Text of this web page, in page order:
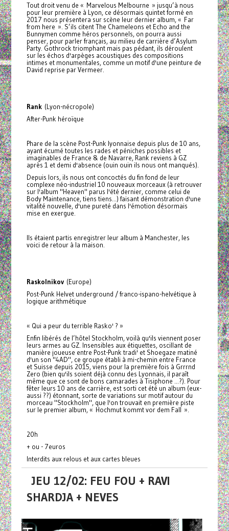
Tout droit venu de « Marvelous Melbourne » jusqu’à nous
pour leur première à Lyon, ce désormais quintet formé en
2017 nous présentera sur scène leur dernier album, « Far
from here ». S’ils citent The Chameleons et Echo and the
Bunnymen comme héros personnels, on pourra aussi
penser, pour parler français, au milieu de carrière d’Asylum
Party. Gothrock triomphant mais pas pédant, ils déroulent
sur les échos d'arpèges acoustiques des compositions
intimes et monumentales, comme un motif d'une peinture de
David reprise par Vermeer.
Rank(Lyon-nécropole)
After-Punk héroïque
Phare de la scène Post-Punk lyonnaise depuis plus de 10 ans,
ayant écumé toutes les rades et péniches possibles et
imaginables de France & de Navarre, Rank reviens à GZ
après 1 et demi d'absence (ouin ouin ils nous ont manqués).
Depuis lors, ils nous ont concoctés du fin fond de leur
complexe néo-industriel 10 nouveaux morceaux (à retrouver
sur l'album "Heaven" parus l'été dernier, comme celui de
Body Maintenance, tiens tiens...) faisant démonstration d'une
vitalité nouvelle, d'une pureté dans l'émotion désormais
mise en exergue.
Ils étaient partis enregistrer leur album à Manchester, les
voici de retour à la maison.
Raskolnikov(Europe)
Post-Punk Helvet underground / franco-ispano-helvétique à
logique arithmétique
« Qui a peur du terrible Rasko' ? »
Enfin libérés de l’hôtel Stockholm, voilà qu'ils viennent poser
leurs armes au GZ. Insensibles aux étiquettes, oscillant de
manière joueuse entre Post-Punk tradi' et Shoegaze matiné
d'un son "4AD", ce groupe établi à mi-chemin entre France
et Suisse depuis 2015, viens pour la première fois à Grrrnd
Zero (bien qu'ils soient déjà connu des Lyonnais, il paraît
même que ce sont de bons camarades à Tisiphone ...?). Pour
fêter leurs 10 ans de carrière, est sorti cet été un album (eux-
aussi ??) étonnant, sorte de variations sur motif autour du
morceau "Stockholm", que l'on trouvait en première piste
sur le premier album, « Hochmut kommt vor dem Fall ».
20h
+ ou - 7euros
Interdits aux relous et aux cartes bleues
JEU 12/02: FEU FOU + RAVI
SHARDJA + NEVES